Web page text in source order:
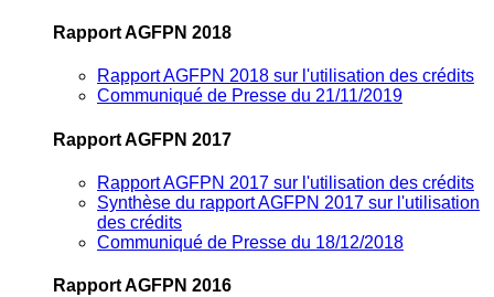
Rapport AGFPN 2018
Rapport AGFPN 2018 sur l'utilisation des crédits
Communiqué de Presse du 21/11/2019
Rapport AGFPN 2017
Rapport AGFPN 2017 sur l'utilisation des crédits
Synthèse du rapport AGFPN 2017 sur l'utilisation
des crédits
Communiqué de Presse du 18/12/2018
Rapport AGFPN 2016